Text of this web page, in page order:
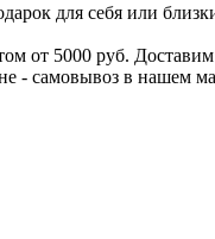
для себя или
от 5000 руб.
- самовывоз в нашем